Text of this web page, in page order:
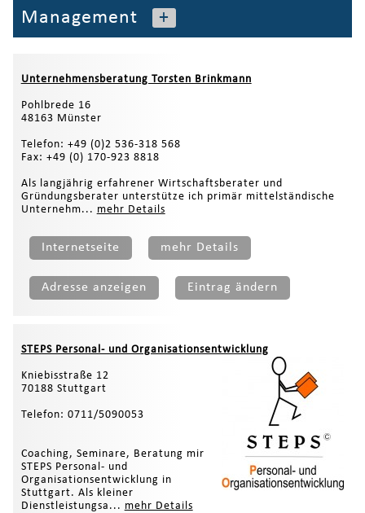
Management +
Unternehmensberatung Torsten Brinkmann
Pohlbrede 16
48163 Münster
Telefon: +49 (0)2 536-318 568
Fax: +49 (0) 170-923 8818
Als langjährig erfahrener Wirtschaftsberater und
Gründungsberater unterstütze ich primär mittelständische
Unternehm... mehr Details
Internetseite mehr Details
Adresse anzeigen Eintrag ändern
STEPS Personal- und Organisationsentwicklung
Kniebisstraße 12
70188 Stuttgart
Telefon: 0711/5090053
Coaching, Seminare, Beratung mir
STEPS Personal- und
Organisationsentwicklung in
Stuttgart. Als kleiner
Dienstleistungsa... mehr Details